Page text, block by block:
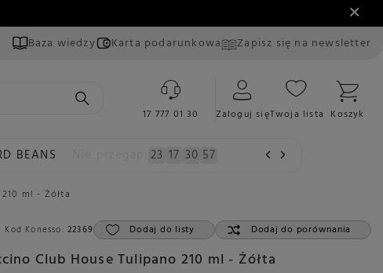
Baza wiedzy Karta podarunkowa Zapisz się na newsletter
17 777 01 30 Zaloguj sięTwoja lista Koszyk
BEANS 23 17 30 56
ml - Żółta
Club House Tulipano 210 ml - Żółta
Kod Konesso: 22369 Dodaj do listy Dodaj do porównania